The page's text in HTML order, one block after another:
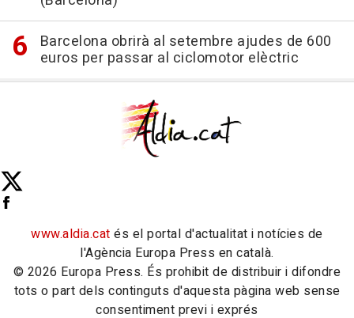
Barcelona obrirà al setembre ajudes de 600
euros per passar al ciclomotor elèctric
www.aldia.cat és el portal d'actualitat i notícies de
l'Agència Europa Press en català.
© 2026 Europa Press. És prohibit de distribuir i difondre
tots o part dels continguts d'aquesta pàgina web sense
consentiment previ i exprés